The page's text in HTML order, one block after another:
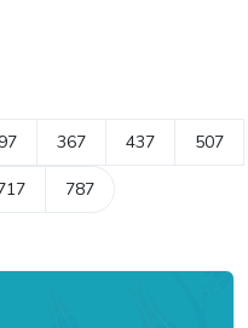
367 437 507
787